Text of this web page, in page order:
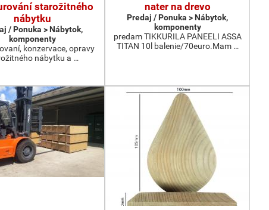
starožitného
nábytku
/ Ponuka > Nábytok,
komponenty
konzervace, opravy
nábytku a …
nater na drevo
Predaj / Ponuka > Nábytok,
komponenty
predam TIKKURILA PANEELI ASSA
TITAN 10l balenie/70euro.Mam …